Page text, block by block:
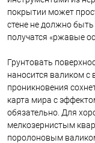
покрытии может
стене не должно
получатся «ржавые
Грунтовать
наносится валиком с
проникновения
карта мира с
обязательно. Для
мелкозернистым
поролоновым